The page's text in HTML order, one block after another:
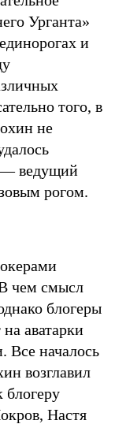
Урганта»
и
того, в
не
— ведущий
рогом.
чем смысл
блогеры
аватарки
Все началось
возглавил
блогеру
, Настя